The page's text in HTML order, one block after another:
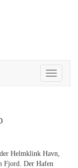
Toggle
Helmklink Havn,
Fjord. Der Hafen